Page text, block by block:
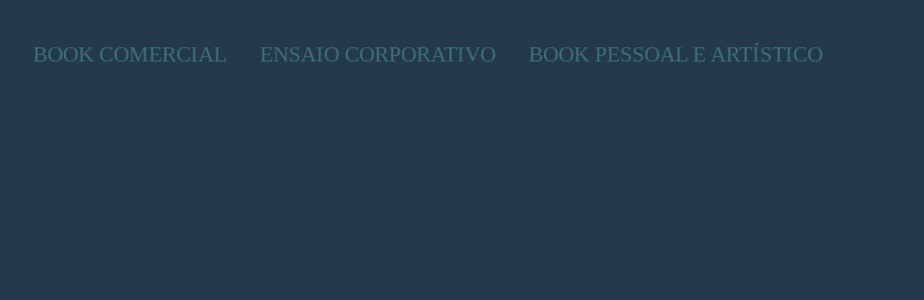
BOOK COMERCIAL ENSAIO CORPORATIVO BOOK PESSOAL E ARTÍSTICO